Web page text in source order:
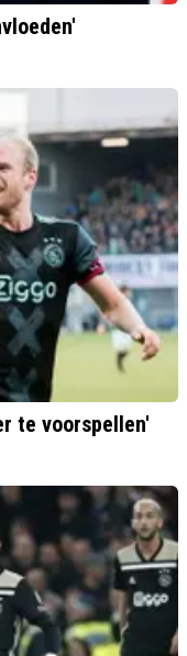
te voorspellen'